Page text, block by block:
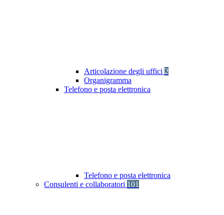
Articolazione degli uffici 2
Organigramma
Telefono e posta elettronica
Telefono e posta elettronica
Consulenti e collaboratori 101